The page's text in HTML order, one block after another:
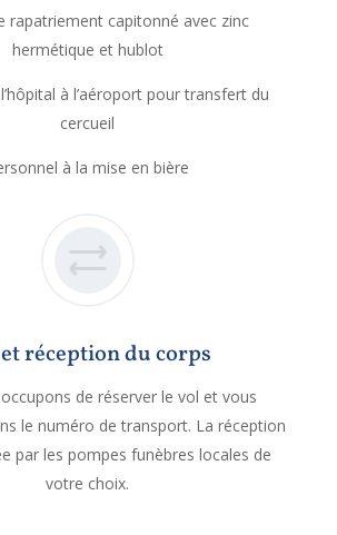
rapatriement capitonné avec zinc
hermétique et hublot
à l’aéroport pour transfert du
cercueil
à la mise en bière
réception du corps
de réserver le vol et vous
le numéro de transport. La réception
par les pompes funèbres locales de
votre choix.